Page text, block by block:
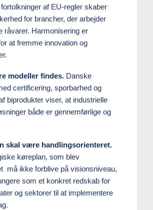
af EU-regler skaber
for brancher, der arbejder
råvarer. Harmonisering er
at fremme innovation og
modeller findes. Danske
certificering, sporbarhed og
biprodukter viser, at industrielle
både er gennemførlige og
skal være handlingsorienteret.
køreplan, som blev
må ikke forblive på visionsniveau,
som et konkret redskab for
og sektorer til at implementere